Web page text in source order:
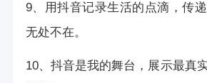
9、用抖音记录生活的点滴，传
无处不在。
10、抖音是我的舞台，展示最真